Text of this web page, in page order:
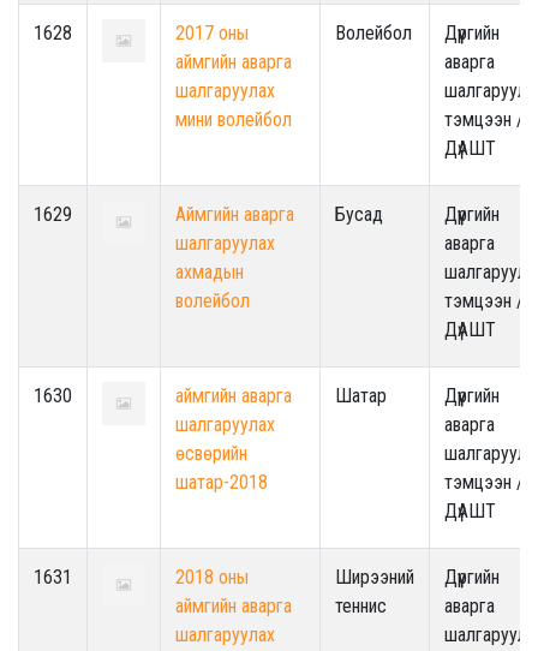
1628
2017 оны
аймгийн аварга
шалгаруулах
мини волейбол
Волейбол
Дүүргийн
аварга
тэмцээн /
ДүАШТ
1629
Аймгийн аварга
шалгаруулах
ахмадын
волейбол
Бусад
Дүүргийн
аварга
тэмцээн /
ДүАШТ
1630
аймгийн аварга
шалгаруулах
өсвөрийн
шатар-2018
Шатар
Дүүргийн
аварга
тэмцээн /
ДүАШТ
1631
2018 оны
аймгийн аварга
шалгаруулах
Ширээний
теннис
Дүүргийн
аварга